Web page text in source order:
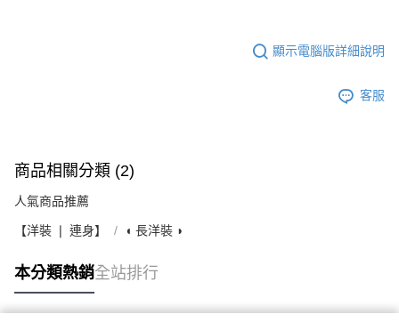
顯示電腦版詳細說明
客服
商品相關分類 (2)
人氣商品推薦
【洋裝 ❘ 連身】 ◖ 長洋裝 ◗
本分類熱銷全站排行